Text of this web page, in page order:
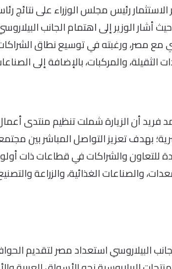
الاستثمار رئيس مجلس الوزراء على نتائج
أشار الوزير إلى اهتمام الجانب
مع مصر، ورغبته في توسيع نطاق
الثقيلة، والمركبات، بالإضافة إلى
فريد أن الزيارة شملت تنظيم منتدى
مصرية؛ بهدف تعزيز التواصل المباشر بين
والشراكات في قطاعات ذات
والصناعات الغذائية، والزراعة
البيلاروسي استعداد مصر لتقديم